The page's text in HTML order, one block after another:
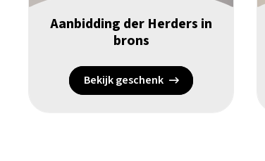
Aanbidding der Herders in
brons
Bekijk geschenk